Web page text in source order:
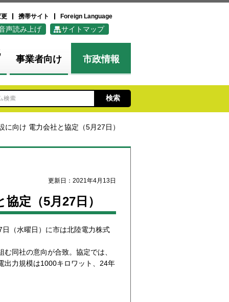
携帯サイト Foreign Language
声読み上げ サイトマップ
事業者向け 市政情報
向け 電力会社と協定（5月27日）
更新日：2021年4月13日
定（5月27日）
（水曜日）に市は北陸電力株式
同社の意向が合致。協定では、
出力規模は1000キロワット、24年